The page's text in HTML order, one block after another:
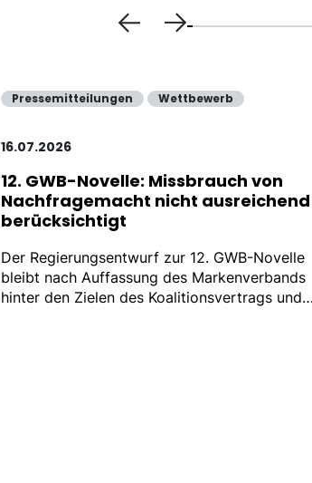
Pressemitteilungen Wettbewerb
16.07.2026
12. GWB-Novelle: Missbrauch von
Nachfragemacht nicht ausreichend
berücksichtigt
Der Regierungsentwurf zur 12. GWB-Novelle
bleibt nach Auffassung des Markenverbands
hinter den Zielen des Koalitionsvertrags und